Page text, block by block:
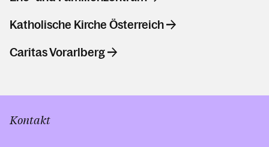
Katholische Kirche Österreich
Caritas Vorarlberg
Kontakt